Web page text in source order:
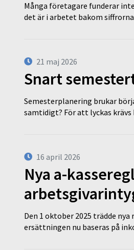
Många företagare funderar
det är i arbetet bakom
21 maj 2026
Snart
Semesterplanering brukar
samtidigt? För att lyckas
16 april 2026
Nya a-
Den 1 oktober 2025 trädde
ersättningen nu baseras på